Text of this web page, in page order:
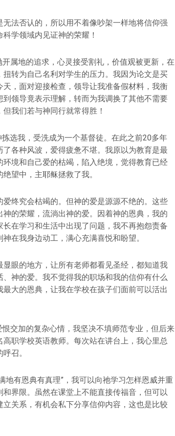
法否认的，所以用不着像吵架一样地将信仰强
学领域内见证神的荣耀！
属地的追求，心灵接受割礼，价值观被更新，在
转为自己名利对学生的压力。我因为论文是买
，面对迎接检查，领导让我准备假材料，我衡
领导竟表示理解，转而为我调换了其他不需要
我们若与神同行就常得胜！
选我，受洗成为一个基督徒。在此之前20多年
各种风波，爱得疲惫不堪。我原以为教育是最
境和自己爱的枯竭，陷入绝境，觉得教育已经
望中，主耶稣拯救了我。
终究会枯竭的。但神的爱是源源不绝的。这些
的荣耀，流淌出神的爱。因着神的恩典，我的
在学习和生活中出现了问题，我不再抱怨责备
在我身边动工，满心充满喜悦和盼望。
眼的地方，让所有老师都看见圣经，都知道我
神的爱。我不觉得我的职场和我的信仰有什么
大的恩典，让我在学校在孩子们面前可以活出
交加的复杂心情，我坚决不填师范专业，但后来
职学校英语教师。每次站在讲台上，我心里总
召。
地有恩典有真理”，我可以向祂学习怎样恩威并重
界限。虽然在课堂上不能直接传福音，但可以
关系，有机会私下分享信仰内容，这也是比较